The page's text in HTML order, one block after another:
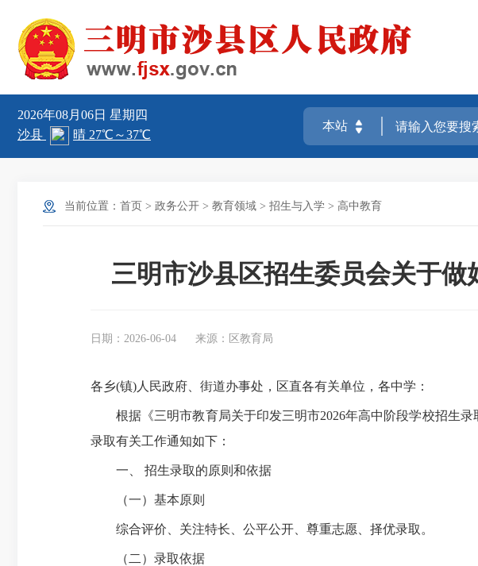
2026年08月06日 星期四
当前位置： 首页 > 政务公开 > 教育领域 > 招生与入学 > 高中教育
三明市沙县区招生委员会关于
日期：2026-06-04 来源：区教育局
各乡(镇)人民政府、街道办事处，区直各有关单位，各中学：
根据《三明市教育局关于印发三明市2026年高中阶段学校招生录
录取有关工作通知如下：
一、 招生录取的原则和依据
（一）基本原则
综合评价、关注特长、公平公开、尊重志愿、择优录取。
（二）录取依据